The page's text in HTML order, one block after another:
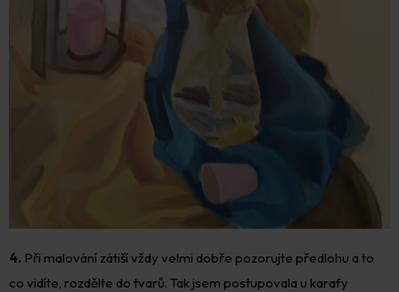
4. Při malování zátiší vždy velmi dobře pozorujte předlohu a to
co vidíte, rozdělte do tvarů. Tak jsem postupovala u karafy